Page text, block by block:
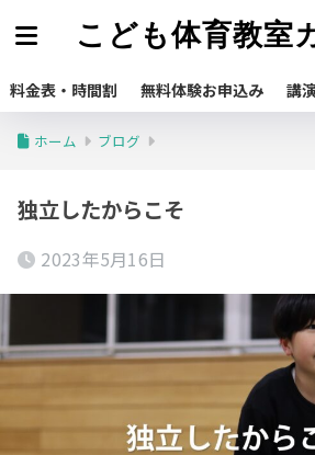
こども体育教室
料金表・時間割 無料体験お申込み 講
ホーム ブログ
独立したからこそ
2023年5月16日